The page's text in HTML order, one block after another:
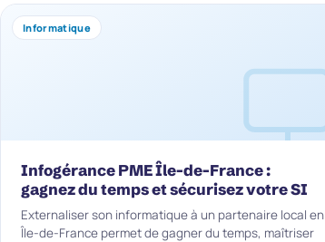
Informatique
Infogérance PME Île-de-France :
gagnez du temps et sécurisez votre SI
Externaliser son informatique à un partenaire local en
Île-de-France permet de gagner du temps, maîtriser